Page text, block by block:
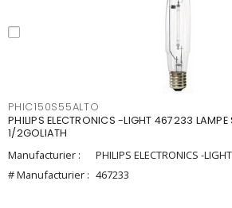
PHIC150S55ALTO
PHILIPS ELECTRONICS -LIGHT 467233 LAMPE
1/2GOLIATH
Manufacturier :
PHILIPS ELECTRONICS -LIGHT
# Manufacturier : 467233